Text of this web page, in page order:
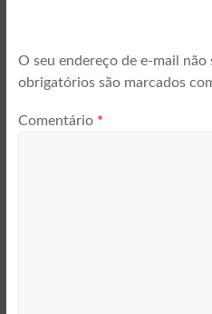
O seu endereço de e-mail não
obrigatórios são marcados
Comentário *